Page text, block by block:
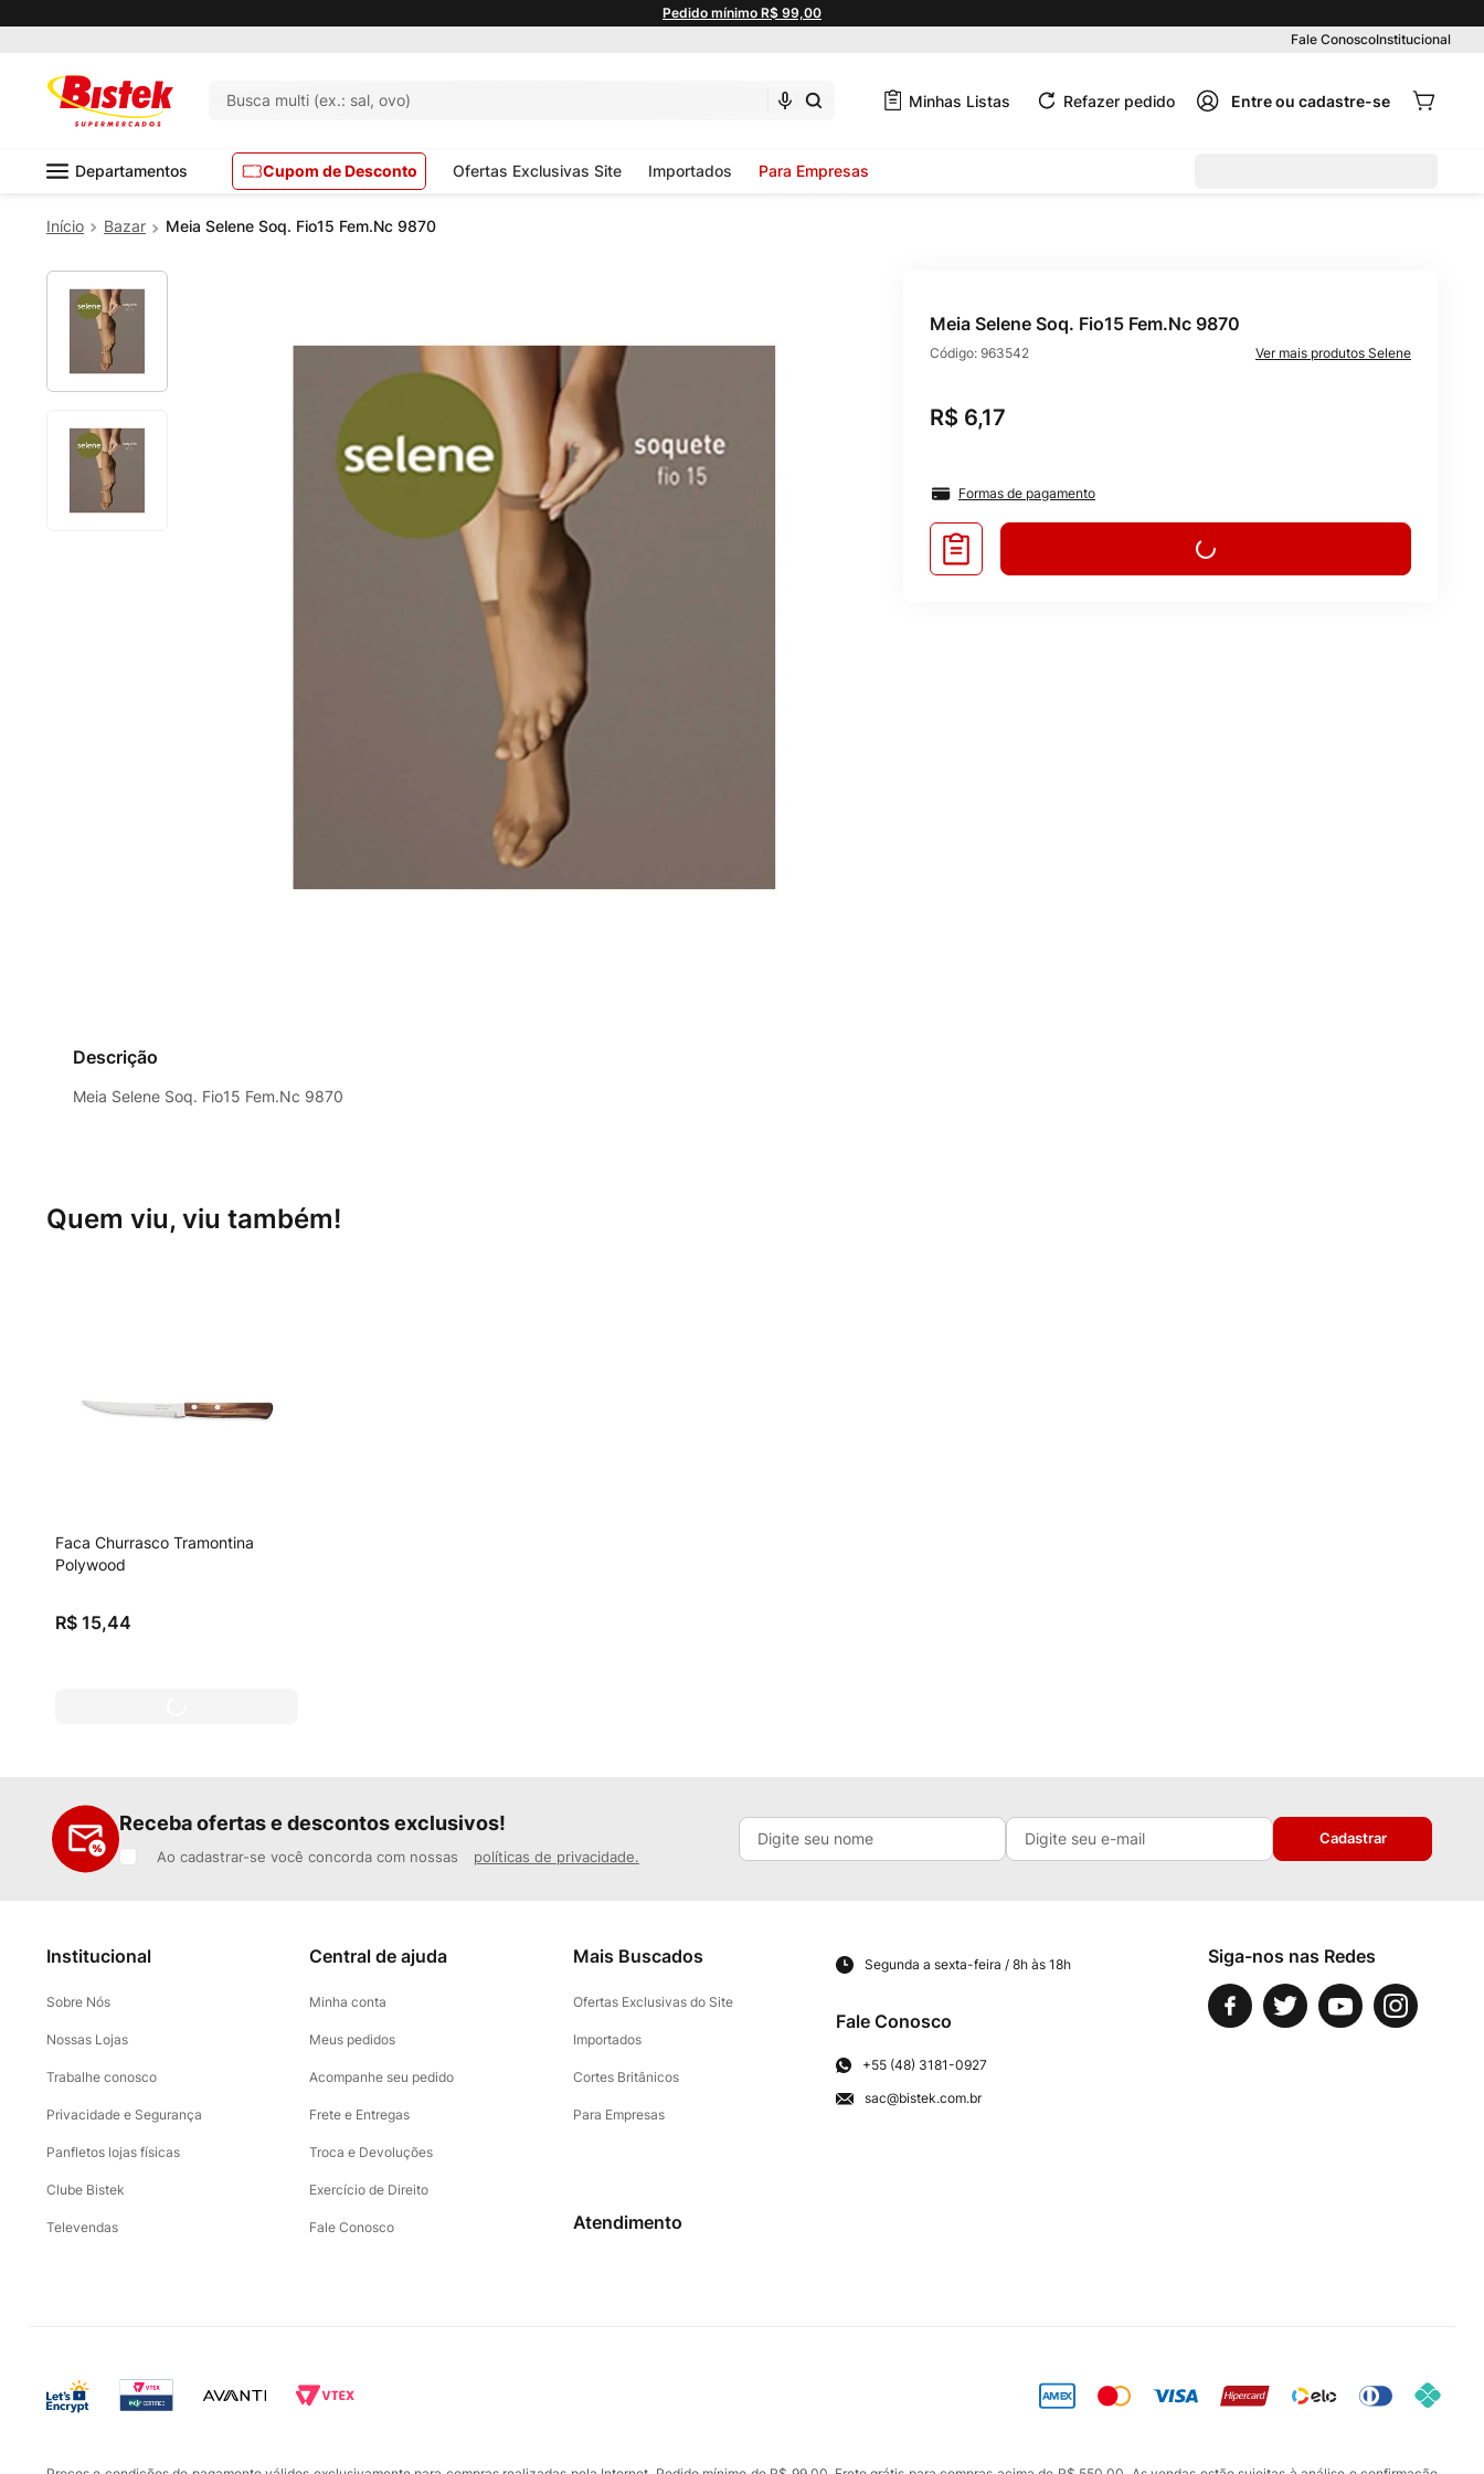
Pedido mínimo R$ 99,00
Fale ConoscoInstitucional
Busca multi (ex.: sal, ovo) Minhas Listas Refazer pedido
Departamentos Cupom de Desconto Ofertas Exclusivas Site Importados Para Empresas
Bazar Meia Selene Soq. Fio15 Fem.Nc 9870
Meia Selene Soq. Fio15 Fem.Nc 9870
Código: 963542 Selene
R$ 6,17
Formas de pagamento
Descrição
Meia Selene Soq. Fio15 Fem.Nc 9870
Quem viu, viu também!
Faca Churrasco Tramontina
Polywood
R$ 15,44
Receba ofertas e descontos exclusivos!
Ao cadastrar-se você concorda com nossas políticas de privacidade.
Cadastrar
Institucional
Sobre Nós
Nossas Lojas
Trabalhe conosco
Privacidade e Segurança
Panfletos lojas físicas
Clube Bistek
Televendas
Central de ajuda
Minha conta
Meus pedidos
Acompanhe seu pedido
Frete e Entregas
Troca e Devoluções
Exercício de Direito
Fale Conosco
Mais Buscados
Ofertas Exclusivas do Site
Importados
Cortes Britânicos
Para Empresas
Atendimento
Segunda a sexta-feira / 8h às 18h
Fale Conosco
+55 (48) 3181-0927
sac@bistek.com.br
Siga-nos nas Redes